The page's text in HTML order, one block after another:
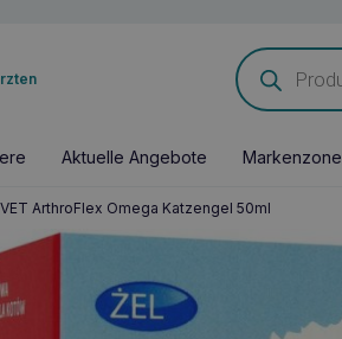
Products
search
Aktuelle Angebote Markenzone
ArthroFlex Omega Katzengel 50ml